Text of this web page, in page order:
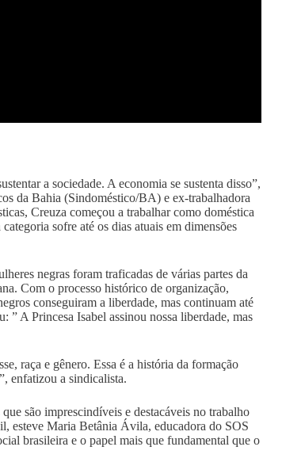
a sociedade. A economia se sustenta disso”,
da Bahia (Sindoméstico/BA) e ex-trabalhadora
Creuza começou a trabalhar como doméstica
sofre até os dias atuais em dimensões
negras foram traficadas de várias partes da
Com o processo histórico de organização,
conseguiram a liberdade, mas continuam até
” A Princesa Isabel assinou nossa liberdade, mas
raça e gênero. Essa é a história da formação
enfatizou a sindicalista.
são imprescindíveis e destacáveis no trabalho
esteve Maria Betânia Ávila, educadora do SOS
brasileira e o papel mais que fundamental que o